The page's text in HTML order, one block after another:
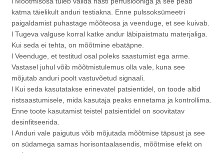
katma täielikult anduri testiakna. Enne pulssoksümeetri
paigaldamist puhastage mõõteosa ja veenduge, et see kuivab.
l Tugeva valguse korral katke andur läbipaistmatu materjaliga.
Kui seda ei tehta, on mõõtmine ebatäpne.
l Veenduge, et testitud osal poleks saastumist ega arme.
Vastasel juhul võib mõõtmistulemus olla vale, kuna see
mõjutab anduri poolt vastuvõetud signaali.
l Kui seda kasutatakse erinevatel patsientidel, on toode altid
ristsaastumisele, mida kasutaja peaks ennetama ja kontrollima.
Enne toote kasutamist teistel patsientidel on soovitatav
desinfitseerida.
l Anduri vale paigutus võib mõjutada mõõtmise täpsust ja see
on südamega samas horisontaalasendis, mõõtmise efekt on